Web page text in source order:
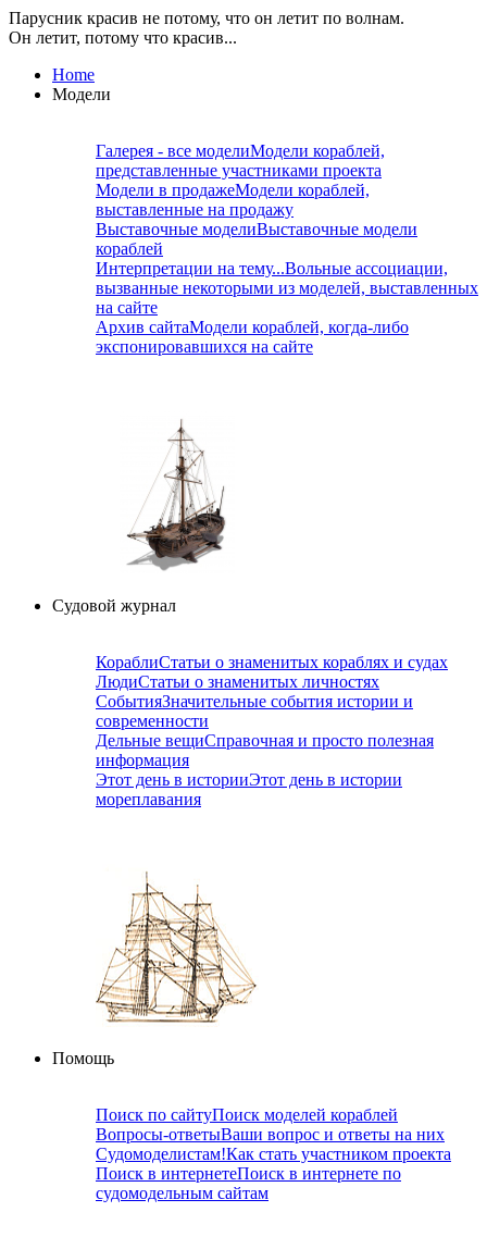
Парусник красив не потому, что он летит по волнам.
Он летит, потому что красив...
Home
Модели
Галерея - все моделиМодели кораблей,
представленные участниками проекта
Модели в продажеМодели кораблей,
выставленные на продажу
Выставочные моделиВыставочные модели
кораблей
Интерпретации на тему...Вольные ассоциации,
вызванные некоторыми из моделей, выставленных
на сайте
Архив сайтаМодели кораблей, когда-либо
экспонировавшихся на сайте
Судовой журнал
КораблиСтатьи о знаменитых кораблях и судах
ЛюдиСтатьи о знаменитых личностях
СобытияЗначительные события истории и
современности
Дельные вещиСправочная и просто полезная
информация
Этот день в историиЭтот день в истории
мореплавания
Помощь
Поиск по сайтуПоиск моделей кораблей
Вопросы-ответыВаши вопрос и ответы на них
Судомоделистам!Как стать участником проекта
Поиск в интернетеПоиск в интернете по
судомодельным сайтам